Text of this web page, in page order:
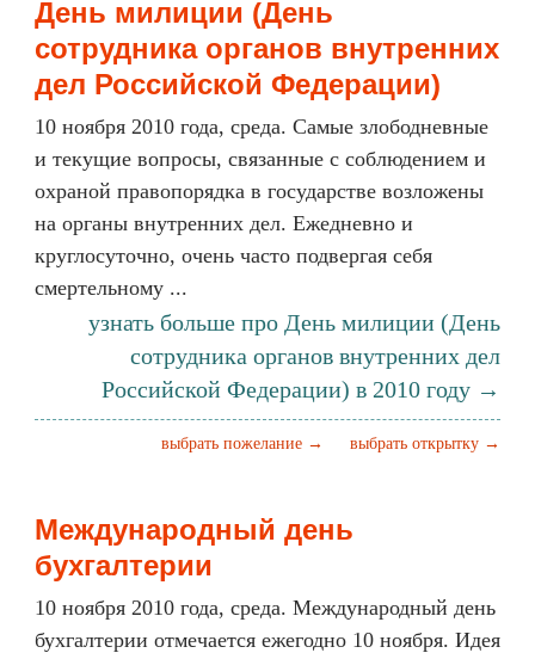
День милиции (День
сотрудника органов внутренних
дел Российской Федерации)
10 ноября 2010 года, среда. Самые злободневные
и текущие вопросы, связанные с соблюдением и
охраной правопорядка в государстве возложены
на органы внутренних дел. Ежедневно и
круглосуточно, очень часто подвергая себя
смертельному ...
узнать больше про День милиции (День
сотрудника органов внутренних дел
Российской Федерации) в 2010 году →
выбрать открытку →
выбрать пожелание →
Международный день
бухгалтерии
10 ноября 2010 года, среда. Международный день
бухгалтерии отмечается ежегодно 10 ноября. Идея